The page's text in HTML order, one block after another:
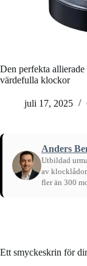
Den perfekta
värdefulla klockor
juli 17, 2025
Anders
Utbildad
av
fler än 300
Ett smyckeskrin för